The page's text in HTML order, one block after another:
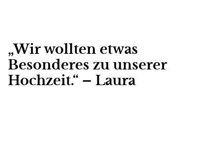
„Wir wollten etwas
Besonderes zu unserer
Hochzeit.“ – Laura